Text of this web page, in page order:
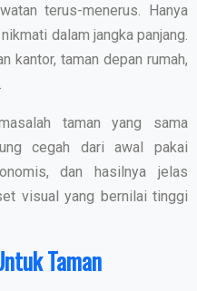
terus-menerus. Hanya
dalam jangka panjang.
kantor, taman depan rumah,
taman yang sama
cegah dari awal pakai
dan hasilnya jelas
visual yang bernilai tinggi
Taman